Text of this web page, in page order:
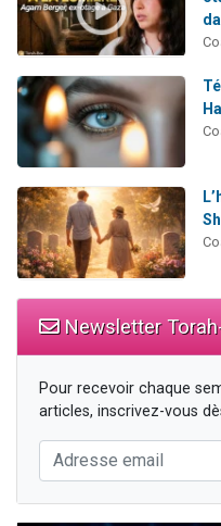
Newsletter
Pour recevoir chaque
articles, inscrivez-vous